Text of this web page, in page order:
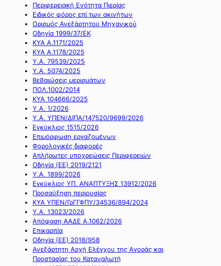
Περιφερειακή Ενότητα Πιερίας
Ειδικός φόρος επί των ακινήτων
Ορισμός Ανεξάρτητου Μηχανικού
Οδηγία 1999/37/ΕΚ
ΚΥΑ Α.1171/2025
ΚΥΑ Α.1178/2025
Υ.Α. 79539/2025
Υ.Α. 5074/2025
Βεβαιώσεις μερισμάτων
ΠΟΛ.1002/2014
ΚΥΑ 104666/2025
Υ.Α. 1/2026
Υ.Α. ΥΠΕΝ/ΔΙΠΑ/147520/9699/2026
Εγκύκλιος 1515/2026
Επιμόρφωση εργαζομένων
Φορολογικές διαφορές
Απλήρωτες υποχρεώσεις Περιφερειών
Οδηγία (ΕΕ) 2019/2121
Υ.Α. 1899/2026
Εγκύκλιος ΥΠ. ΑΝΑΠΤΥΞΗΣ 13912/2026
Προσαύξηση περιουσίας
ΚΥΑ ΥΠΕΝ/ΓρΓΓΦΠΥ/34536/894/2024
Υ.Α. 13023/2026
Απόφαση ΑΑΔΕ Α.1062/2026
Επικαρπία
Οδηγία (ΕΕ) 2018/958
Ανεξάρτητη Αρχή Ελέγχου της Αγοράς και
Προστασίας του Καταναλωτή